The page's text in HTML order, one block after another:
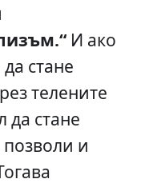
И ако
стане
телените
да стане
и